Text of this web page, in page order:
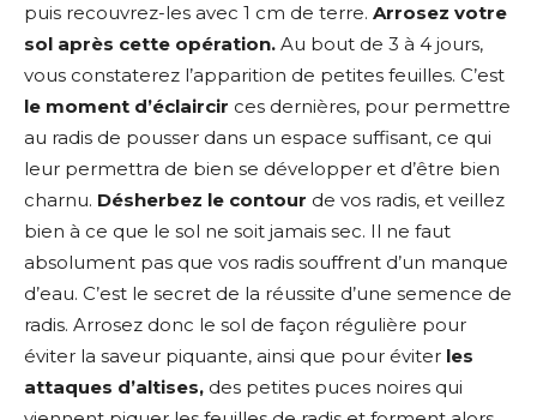
puis recouvrez-les avec 1 cm de terre. Arrosez votre
sol après cette opération. Au bout de 3 à 4 jours,
vous constaterez l’apparition de petites feuilles. C’est
le moment d’éclaircir ces dernières, pour permettre
au radis de pousser dans un espace suffisant, ce qui
leur permettra de bien se développer et d’être bien
charnu. Désherbez le contour de vos radis, et veillez
bien à ce que le sol ne soit jamais sec. Il ne faut
absolument pas que vos radis souffrent d’un manque
d’eau. C’est le secret de la réussite d’une semence de
radis. Arrosez donc le sol de façon régulière pour
éviter la saveur piquante, ainsi que pour éviter les
attaques d’altises, des petites puces noires qui